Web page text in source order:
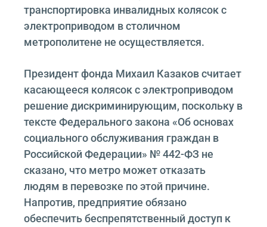
транспортировка инвалидных колясок с
электроприводом в столичном
метрополитене не осуществляется.
Президент фонда Михаил Казаков считает
касающееся колясок с электроприводом
решение дискриминирующим, поскольку в
тексте Федерального закона «Об основах
социального обслуживания граждан в
Российской Федерации» № 442-ФЗ не
сказано, что метро может отказать
людям в перевозке по этой причине.
Напротив, предприятие обязано
обеспечить беспрепятственный доступ к